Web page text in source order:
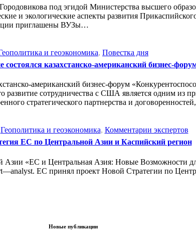
под эгидой Министерства высшего
и экологические аспекты развития
приглашены ВУЗы…
и геоэкономика, Повестка дня
казахстанско-американский бизнес-
американский бизнес-форум
развитие сотрудничества с США является одним
стратегического партнерства и
Геополитика и геоэкономика, Комментарии экспертов
ЕС по Центральной Азии и Каспийский регион
«ЕС и Центральная Азия: Новые Возможности
ЕС принял проект Новой Стратегии по
Новые публикации